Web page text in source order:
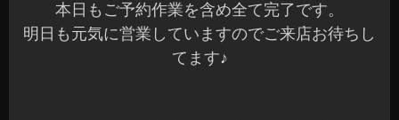
本日もご予約作業を含め全て完了です。
明日も元気に営業していますのでご来店お待ちし
てます♪